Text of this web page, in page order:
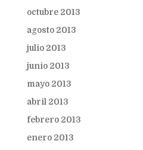
octubre 2013
agosto 2013
julio 2013
junio 2013
mayo 2013
abril 2013
febrero 2013
enero 2013